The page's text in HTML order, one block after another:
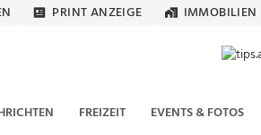
PRINT ANZEIGE IMMOBILIEN
FREIZEIT EVENTS & FOTOS